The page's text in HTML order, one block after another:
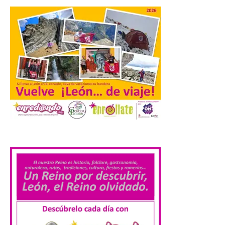
market esperando atraer
a miles de personas. La
localidad leonesa de Valencia de Don Juan
sigue adelante con su calendario de
eventos veraniegos para este año 2026.
[…]
La Comisión actualiza su
programa insignia de
prácticas Blue Book,
abriéndolo a titulados de
6 Ago 2026
Las solicitudes estarán
abiertas del 22 de julio al 4
Bruselas, 6 de agosto de
2026.- La Comisión
Europea ha actualizado las normas de su